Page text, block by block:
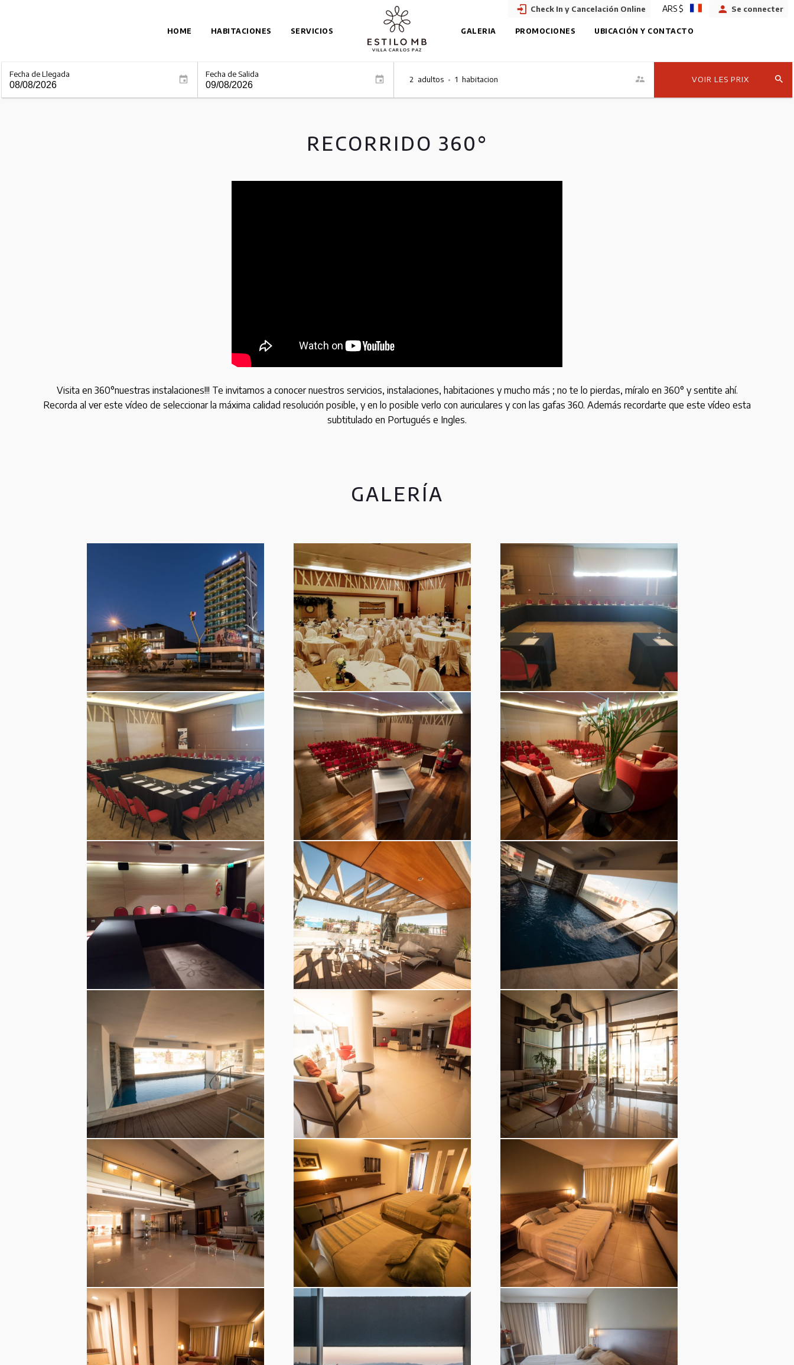
Check In y Cancelación Online ARS $ Se connecter
HOME HABITACIONES SERVICIOS GALERIA PROMOCIONES UBICACIÓN Y CONTACTO
Fecha de Llegada Fecha de Salida
2 adultos • 1 habitacion VOIR LES PRIX
RECORRIDO 360°
Visita en 360°nuestras instalaciones!!! Te invitamos a conocer nuestros servicios, instalaciones, habitaciones y mucho más ; no te lo pierdas, míralo en 360° y sentite ahí.
Recorda al ver este vídeo de seleccionar la máxima calidad resolución posible, y en lo posible verlo con auriculares y con las gafas 360. Además recordarte que este vídeo esta
subtitulado en Portugués e Ingles.
GALERÍA